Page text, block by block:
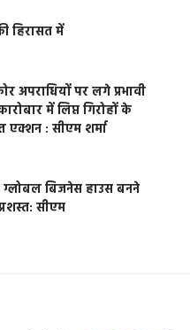
हिरासत में
अपराधियों पर लगे प्रभावी
में लिप्त गिरोहों के
एक्शन : सीएम शर्मा
ग्लोबल बिजनेस हाउस बनने
सीएम